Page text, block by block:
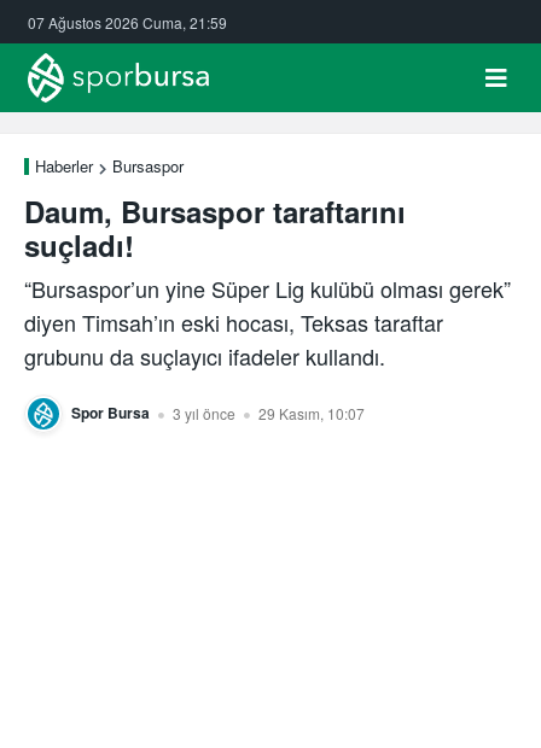
07 Ağustos 2026 Cuma, 21:59
Haberler Bursaspor
Daum, Bursaspor taraftarını
suçladı!
“Bursaspor’un yine Süper Lig kulübü olması gerek”
diyen Timsah’ın eski hocası, Teksas taraftar
grubunu da suçlayıcı ifadeler kullandı.
Spor Bursa 3 yıl önce 29 Kasım, 10:07